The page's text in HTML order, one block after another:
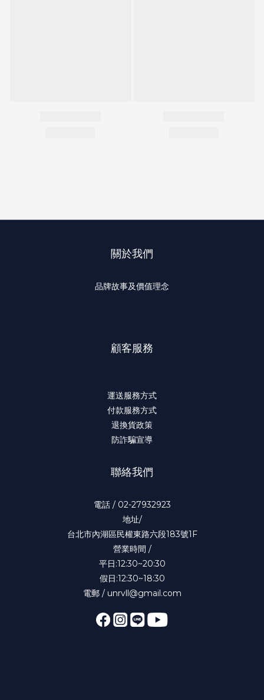
關於我們
品牌故事及價值理念
顧客服務
運送服務方式
付款服務方式
退換貨政策
防詐騙宣導
聯絡我們
電話 / 02-27932923
地址/
台北市內湖區民權東路六段183號1F
營業時間 /
平日:12:30~20:30
假日:12:30~18:30
電郵 / unrvll@gmail.com